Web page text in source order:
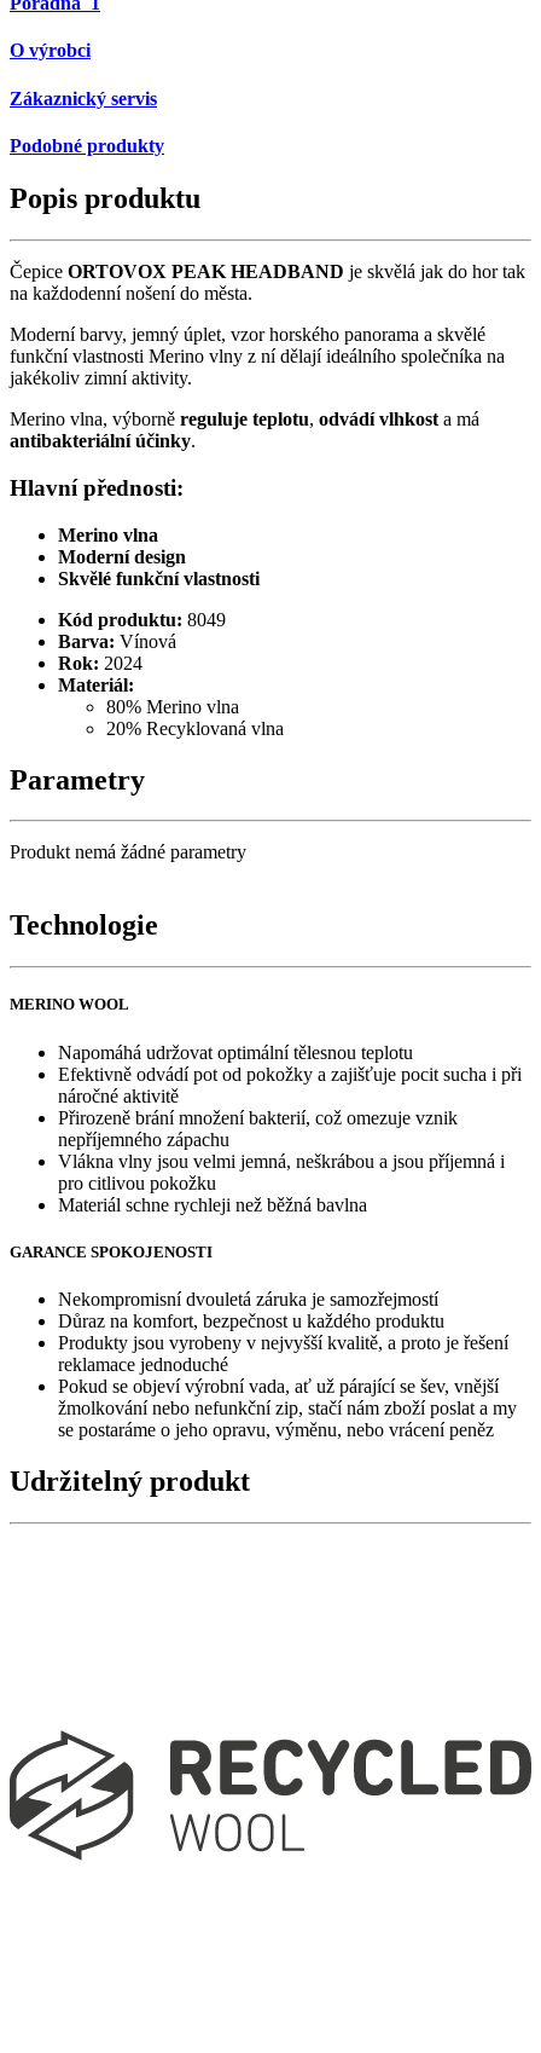
O výrobci
Zákaznický servis
Podobné produkty
Popis produktu
Čepice ORTOVOX PEAK HEADBAND je skvělá jak do hor tak
na každodenní nošení do města.
Moderní barvy, jemný úplet, vzor horského panorama a skvělé
funkční vlastnosti Merino vlny z ní dělají ideálního společníka na
jakékoliv zimní aktivity.
Merino vlna, výborně reguluje teplotu, odvádí vlhkost a má
antibakteriální účinky.
Hlavní přednosti:
Merino vlna
Moderní design
Skvělé funkční vlastnosti
Kód produktu: 8049
Barva: Vínová
Rok: 2024
Materiál:
80% Merino vlna
20% Recyklovaná vlna
Parametry
Produkt nemá žádné parametry
Technologie
MERINO WOOL
Napomáhá udržovat optimální tělesnou teplotu
Efektivně odvádí pot od pokožky a zajišťuje pocit sucha i při
náročné aktivitě
Přirozeně brání množení bakterií, což omezuje vznik
nepříjemného zápachu
Vlákna vlny jsou velmi jemná, neškrábou a jsou příjemná i
pro citlivou pokožku
Materiál schne rychleji než běžná bavlna
GARANCE SPOKOJENOSTI
Nekompromisní dvouletá záruka je samozřejmostí
Důraz na komfort, bezpečnost u každého produktu
Produkty jsou vyrobeny v nejvyšší kvalitě, a proto je řešení
reklamace jednoduché
Pokud se objeví výrobní vada, ať už párající se šev, vnější
žmolkování nebo nefunkční zip, stačí nám zboží poslat a my
se postaráme o jeho opravu, výměnu, nebo vrácení peněz
Udržitelný produkt